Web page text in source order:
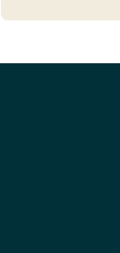
speciellt i
nätverkar,
i